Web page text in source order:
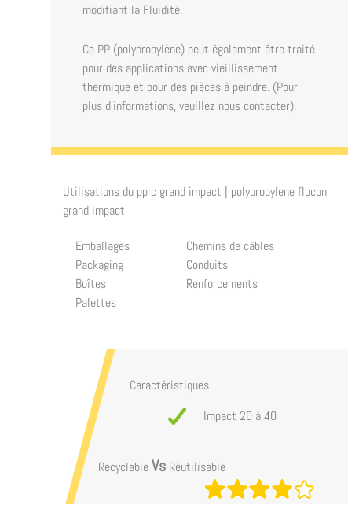
modifiant la Fluidité.
Ce PP (polypropylène) peut également être traité
pour des applications avec vieillissement
thermique et pour des pièces à peindre. (Pour
plus d’informations, veuillez nous contacter).
Utilisations du pp c grand impact | polypropylene flocon
grand impact
Emballages
Packaging
Boîtes
Palettes
Chemins de câbles
Conduits
Renforcements
Caractéristiques
Impact 20 à 40
RecyclableVs Réutilisable